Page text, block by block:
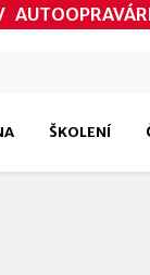
ŠKOLENÍ